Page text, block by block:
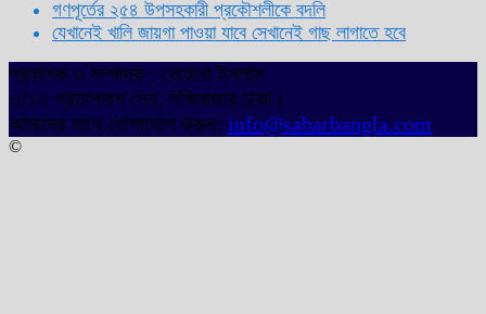
গণপূর্তের ২৫৪ উপসহকারী প্রকৌশলীকে বদলি
যেখানেই খালি জায়গা পাওয়া যাবে সেখানেই গাছ লাগাতে হবে
প্রকাশক ও সম্পাদক : সোহানা ইসলাম
৩/১৩ প্রতাপদাশ লেন, লক্ষিবাজার ঢাকা।
আমাদের সাথে যোগাযোগ করুন: info@sabarbangla.com
©